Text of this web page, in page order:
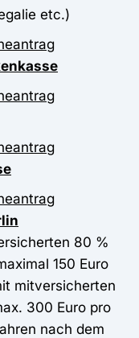
etc.)
80 %
150 Euro
mitversicherten
300 Euro pro
nach dem